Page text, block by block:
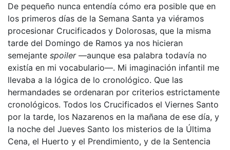
De pequeño nunca entendía cómo era posible que en
los primeros días de la Semana Santa ya viéramos
procesionar Crucificados y Dolorosas, que la misma
tarde del Domingo de Ramos ya nos hicieran
semejante spoiler—aunque esa palabra todavía no
existía en mi vocabulario—. Mi imaginación infantil me
llevaba a la lógica de lo cronológico. Que las
hermandades se ordenaran por criterios estrictamente
cronológicos. Todos los Crucificados el Viernes Santo
por la tarde, los Nazarenos en la mañana de ese día, y
la noche del Jueves Santo los misterios de la Última
Cena, el Huerto y el Prendimiento, y de la Sentencia